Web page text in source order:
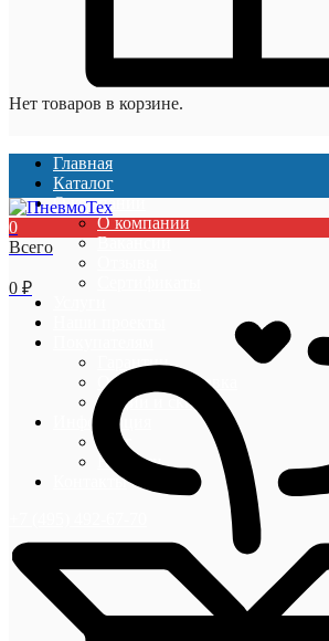
Нет товаров в корзине.
Главная
Каталог
О компании
О компании
Вакансии
Гарантии
Оплата и доставка
Акции и скидки
Информация
Блог
Новости
Контакты
0
Всего
0 ₽